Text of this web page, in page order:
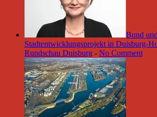
Bund
Stadtentwicklungsprojekt in Duisburg-
Rundschau Duisburg - No Comment